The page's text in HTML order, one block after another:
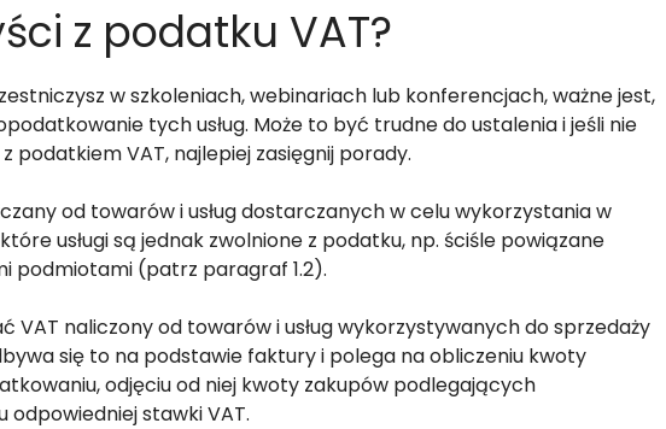
z podatku VAT?
w szkoleniach, webinariach lub konferencjach, ważne jest,
tych usług. Może to być trudne do ustalenia i jeśli nie
podatkiem VAT, najlepiej zasięgnij porady.
od towarów i usług dostarczanych w celu wykorzystania w
usługi są jednak zwolnione z podatku, np. ściśle powiązane
podmiotami (patrz paragraf 1.2).
VAT naliczony od towarów i usług wykorzystywanych do sprzedaży
się to na podstawie faktury i polega na obliczeniu kwoty
odjęciu od niej kwoty zakupów podlegających
stawki VAT.